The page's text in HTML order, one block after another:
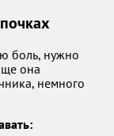
боль, нужно
она
немного